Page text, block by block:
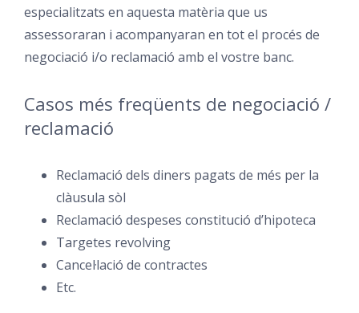
especialitzats en aquesta matèria que us
assessoraran i acompanyaran en tot el procés de
negociació i/o reclamació amb el vostre banc.
Casos més freqüents de negociació /
reclamació
Reclamació dels diners pagats de més per la
clàusula sòl
Reclamació despeses constitució d’hipoteca
Targetes revolving
Cancel·lació de contractes
Etc.